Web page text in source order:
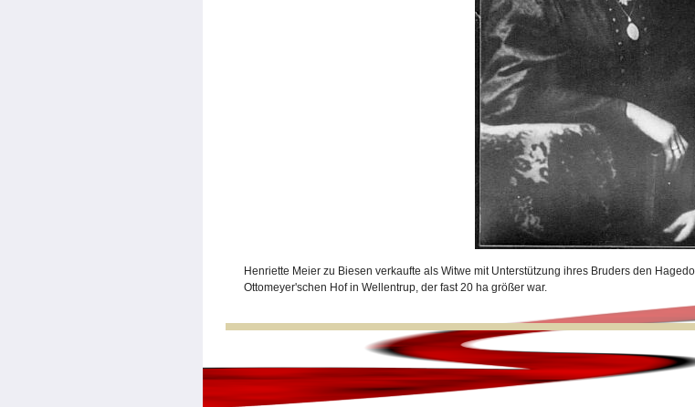
Henriette Meier zu Biesen verkaufte als Witwe mit Unterstützung ihres Bruders den
Ottomeyer'schen Hof in Wellentrup, der fast 20 ha größer war.